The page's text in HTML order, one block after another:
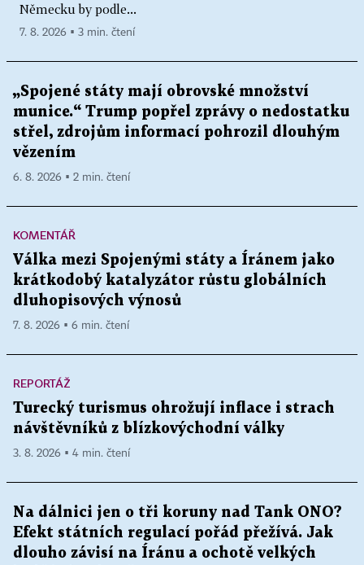
Německu by podle...
7. 8. 2026 ▪ 3 min. čtení
„Spojené státy mají obrovské množství
munice.“ Trump popřel zprávy o nedostatku
střel, zdrojům informací pohrozil dlouhým
vězením
6. 8. 2026 ▪ 2 min. čtení
KOMENTÁŘ
Válka mezi Spojenými státy a Íránem jako
krátkodobý katalyzátor růstu globálních
dluhopisových výnosů
7. 8. 2026 ▪ 6 min. čtení
REPORTÁŽ
Turecký turismus ohrožují inflace i strach
návštěvníků z blízkovýchodní války
3. 8. 2026 ▪ 4 min. čtení
Na dálnici jen o tři koruny nad Tank ONO?
Efekt státních regulací pořád přežívá. Jak
dlouho závisí na Íránu a ochotě velkých